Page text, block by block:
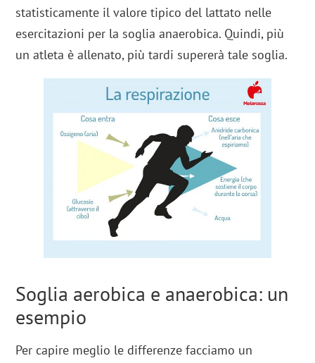
statisticamente il valore tipico del lattato nelle
esercitazioni per la soglia anaerobica. Quindi, più
un atleta è allenato, più tardi supererà tale soglia.
Soglia aerobica e anaerobica: un
esempio
Per capire meglio le differenze facciamo un